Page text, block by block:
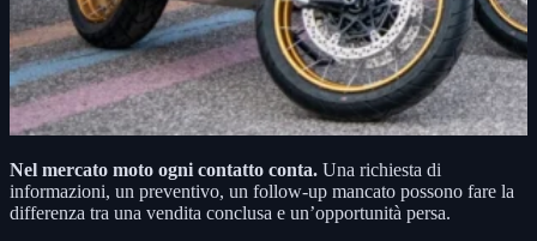
Nel mercato moto ogni contatto conta. Una richiesta di
informazioni, un preventivo, un follow-up mancato possono fare la
differenza tra una vendita conclusa e un’opportunità persa.